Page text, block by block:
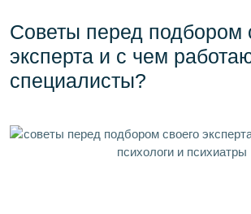
Советы перед подбором
эксперта и с чем
специалисты?